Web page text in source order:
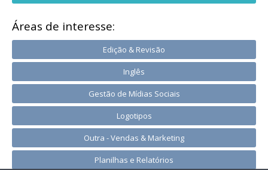
Áreas de interesse:
Edição & Revisão
Inglês
Gestão de Mídias Sociais
Logotipos
Outra - Vendas & Marketing
Planilhas e Relatórios